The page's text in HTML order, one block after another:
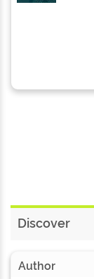
Discover
Author